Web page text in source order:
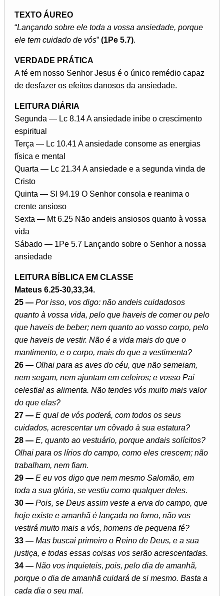
TEXTO ÁUREO
“Lançando sobre ele toda a vossa ansiedade, porque
ele tem cuidado de vós” (1Pe 5.7).
VERDADE PRÁTICA
A fé em nosso Senhor Jesus é o único remédio capaz
de desfazer os efeitos danosos da ansiedade.
LEITURA DIÁRIA
Segunda — Lc 8.14 A ansiedade inibe o crescimento
espiritual
Terça — Lc 10.41 A ansiedade consome as energias
física e mental
Quarta — Lc 21.34 A ansiedade e a segunda vinda de
Cristo
Quinta — Sl 94.19 O Senhor consola e reanima o
crente ansioso
Sexta — Mt 6.25 Não andeis ansiosos quanto à vossa
vida
Sábado — 1Pe 5.7 Lançando sobre o Senhor a nossa
ansiedade
LEITURA BÍBLICA EM CLASSE
Mateus 6.25-30,33,34.
25 — Por isso, vos digo: não andeis cuidadosos
quanto à vossa vida, pelo que haveis de comer ou pelo
que haveis de beber; nem quanto ao vosso corpo, pelo
que haveis de vestir. Não é a vida mais do que o
mantimento, e o corpo, mais do que a vestimenta?
26 — Olhai para as aves do céu, que não semeiam,
nem segam, nem ajuntam em celeiros; e vosso Pai
celestial as alimenta. Não tendes vós muito mais valor
do que elas?
27 — E qual de vós poderá, com todos os seus
cuidados, acrescentar um côvado à sua estatura?
28 — E, quanto ao vestuário, porque andais solícitos?
Olhai para os lírios do campo, como eles crescem; não
trabalham, nem fiam.
29 — E eu vos digo que nem mesmo Salomão, em
toda a sua glória, se vestiu como qualquer deles.
30 — Pois, se Deus assim veste a erva do campo, que
hoje existe e amanhã é lançada no forno, não vos
vestirá muito mais a vós, homens de pequena fé?
33 — Mas buscai primeiro o Reino de Deus, e a sua
justiça, e todas essas coisas vos serão acrescentadas.
34 — Não vos inquieteis, pois, pelo dia de amanhã,
porque o dia de amanhã cuidará de si mesmo. Basta a
cada dia o seu mal.